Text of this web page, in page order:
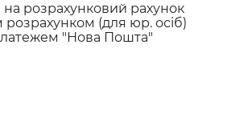
на розрахунковий рахунок
розрахунком (для юр. осіб)
"Нова Пошта"